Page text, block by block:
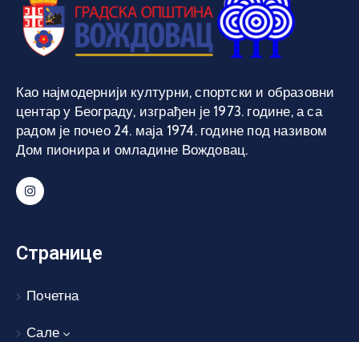
Као најмодернији културни, спортски и образовни
центар у Београду, изграђен је 1973. године, а са
радом је почео 24. маја 1974. године под називом
Дом пионира и омладине Вождовац.
Странице
Почетна
Сале